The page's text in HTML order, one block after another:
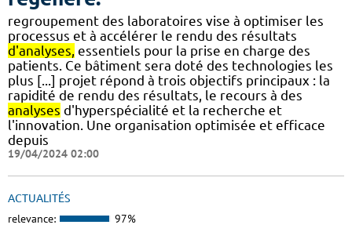
regroupement des laboratoires vise à optimiser les
processus et à accélérer le rendu des résultats
d'analyses, essentiels pour la prise en charge des
patients. Ce bâtiment sera doté des technologies les
plus [...] projet répond à trois objectifs principaux : la
rapidité de rendu des résultats, le recours à des
analyses d'hyperspécialité et la recherche et
l'innovation. Une organisation optimisée et efficace
depuis
19/04/2024 02:00
ACTUALITÉS
relevance: 97%